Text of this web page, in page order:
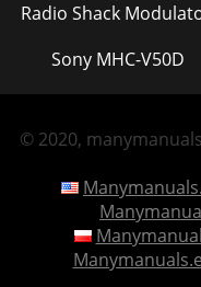
Radio Shack
Sony MHC-V50D
© 2020,